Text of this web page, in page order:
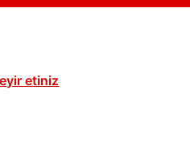
etiniz